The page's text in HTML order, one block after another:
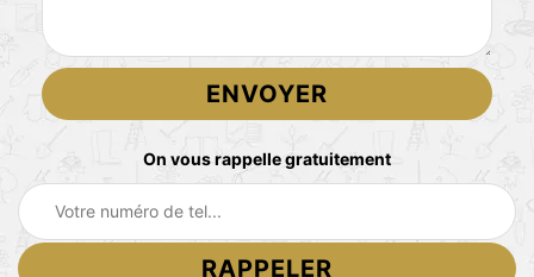
On vous rappelle gratuitement